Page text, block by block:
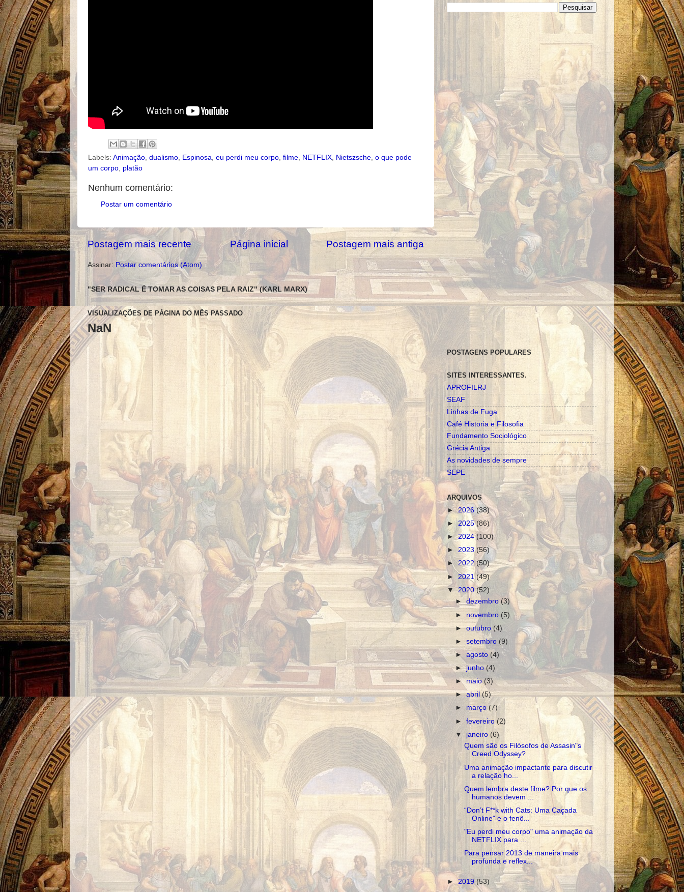
Labels: Animação dualismo Espinosa eu perdi meu corpo filme NETFLIX Nietszsche o que pode
um corpo platão
Nenhum comentário:
Postar um comentário
Postagem mais recente Postagem mais antiga
Página inicial
Assinar: Postar comentários (Atom)
"SER RADICAL É TOMAR AS COISAS PELA RAIZ" (KARL MARX)
VISUALIZAÇÕES DE PÁGINA DO MÊS PASSADO
NaN
POSTAGENS POPULARES
SITES INTERESSANTES.
APROFILRJ
SEAF
Linhas de Fuga
Café Historia e Filosofia
Fundamento Sociológico
Grécia Antiga
As novidades de sempre
SEPE
ARQUIVOS
►2026(38)
►2025(86)
►2024(100)
► 2023(56)
► 2022 (50)
► 2021 (49)
▼2020(52)
►dezembro(3)
► novembro (5)
►outubro(4)
►setembro(9)
►agosto (4)
►junho(4)
►maio(3)
►abril(5)
► março (7)
►fevereiro(2)
▼ janeiro (6)
Quem são os Filósofos de Assasin"s
Creed Odyssey?
Uma animação impactante para discutir
a relação ho...
Quem lembra deste filme? Por que os
humanos devem ...
“Don’t F**k with Cats: Uma Caçada
Online" e o fenô...
"Eu perdi meu corpo" uma animação da
NETFLIX para ...
Para pensar 2013 de maneira mais
profunda e reflex...
►2019 (53)